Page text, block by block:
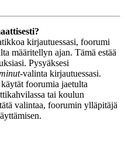
kirjautuessasi, foorumi
määritellyn ajan. Tämä estää
Pysyäksesi
-valinta kirjautuessasi.
foorumia jaetulta
tai koulun
valintaa, foorumin ylläpitäjä